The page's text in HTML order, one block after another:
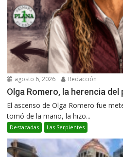
agosto 6, 2026 Redacción
Olga Romero, la herencia del
El ascenso de Olga Romero fue
tomó de la mano, la hizo...
Destacadas Las Serpientes